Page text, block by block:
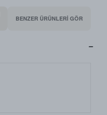
BENZER ÜRÜNLERİ GÖR